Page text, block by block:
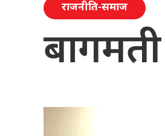
राजनीति-समाज
बागमती